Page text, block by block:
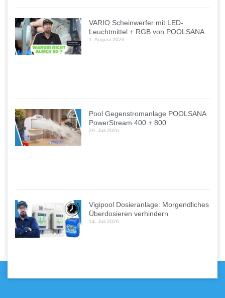
VARIO Scheinwerfer mit LED-
Leuchtmittel + RGB von POOLSANA
1. August 2026
Pool Gegenstromanlage POOLSANA
PowerStream 400 + 800
29. Juli 2026
Vigipool Dosieranlage: Morgendliches
Überdosieren verhindern
14. Juli 2026